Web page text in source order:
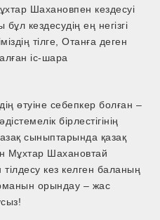
Шахановпен кездесуі
бұл кездесудің ең негізгі
тілге, Отанға деген
іс-шара
өтуіне себепкер болған –
бірлестігінің
сыныптарында қазақ
Мұхтар Шахановтай
кез келген баланың
орындау – жас